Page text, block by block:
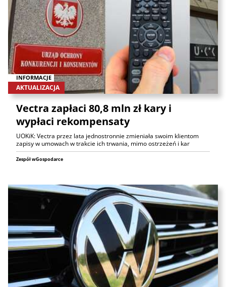
INFORMACJE
AKTUALIZACJA
Vectra zapłaci 80,8 mln zł kary i
wypłaci rekompensaty
UOKiK: Vectra przez lata jednostronnie zmieniała swoim klientom
zapisy w umowach w trakcie ich trwania, mimo ostrzeżeń i kar
Zespół wGospodarce